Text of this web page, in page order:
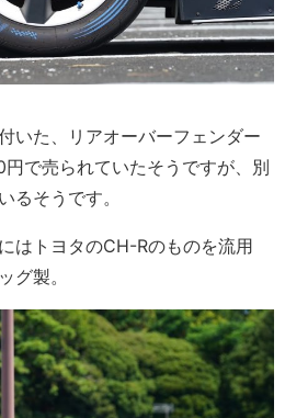
いた、リアオーバーフェンダー
で売られていたそうですが、別
るそうです。
はトヨタのCH-Rのものを流用
グ製。